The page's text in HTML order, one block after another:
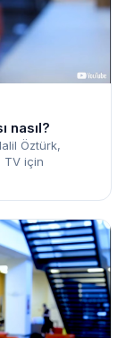
nasıl?
Öztürk,
TV için